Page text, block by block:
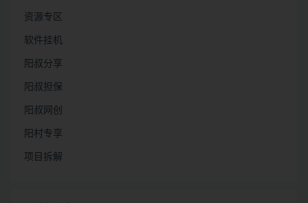
资源专区
软件挂机
阳叔分享
阳叔担保
阳叔网创
阳村专享
项目拆解